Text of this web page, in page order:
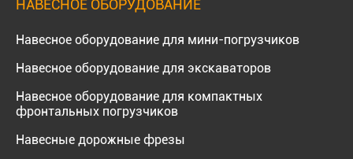
НАВЕСНОЕ ОБОРУДОВАНИЕ
Навесное оборудование для мини-погрузчиков
Навесное оборудование для экскаваторов
Навесное оборудование для компактных
фронтальных погрузчиков
Навесные дорожные фрезы